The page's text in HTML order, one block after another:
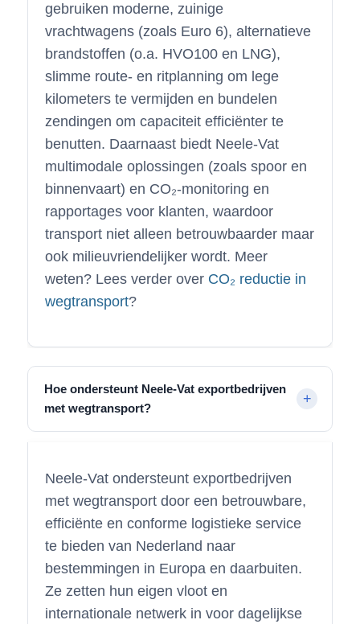
gebruiken moderne, zuinige
vrachtwagens (zoals Euro 6), alternatieve
brandstoffen (o.a. HVO100 en LNG),
slimme route- en ritplanning om lege
kilometers te vermijden en bundelen
zendingen om capaciteit efficiënter te
benutten. Daarnaast biedt Neele-Vat
multimodale oplossingen (zoals spoor en
binnenvaart) en CO₂-monitoring en
rapportages voor klanten, waardoor
transport niet alleen betrouwbaarder maar
ook milieuvriendelijker wordt. Meer
weten? Lees verder over CO₂ reductie in
wegtransport?
Hoe ondersteunt Neele-Vat exportbedrijven
met wegtransport?
Neele-Vat ondersteunt exportbedrijven
met wegtransport door een betrouwbare,
efficiënte en conforme logistieke service
te bieden van Nederland naar
bestemmingen in Europa en daarbuiten.
Ze zetten hun eigen vloot en
internationale netwerk in voor dagelijkse